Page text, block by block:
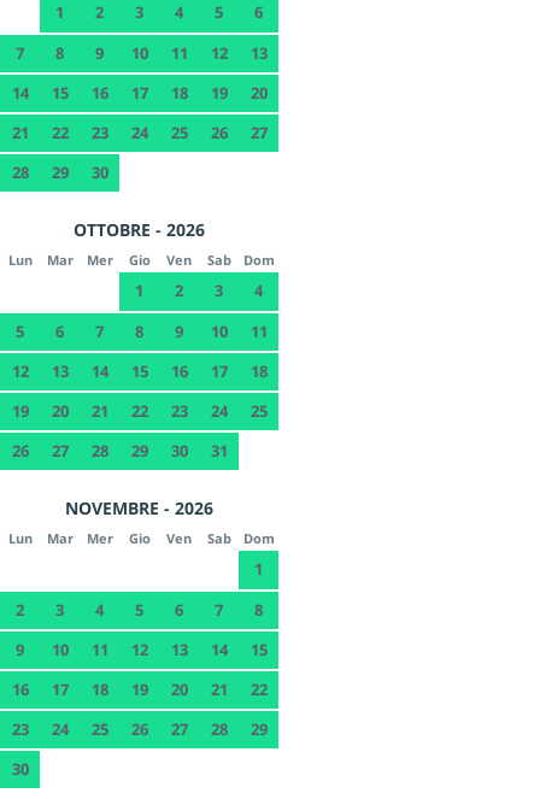
1 2 3 4 5
6
7
8 9 10 11 12
13
14
15 16 17 18 19
20
21
22 23 24 25 26
27
28
29 30
OTTOBRE - 2026
Lun Mar Mer Gio Ven Sab Dom
1 2 3
4
5
6 7 8 9 10
11
12
13 14 15 16 17
18
19
20 21 22 23 24
25
26
27 28 29 30 31
NOVEMBRE - 2026
Lun Mar Mer Gio Ven Sab Dom
1
2
3 4 5 6 7
8
9
10 11 12 13 14
15
16
17 18 19 20 21
22
23
24 25 26 27 28
29
30